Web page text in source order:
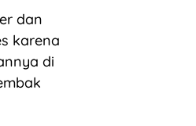
dan
karena
di